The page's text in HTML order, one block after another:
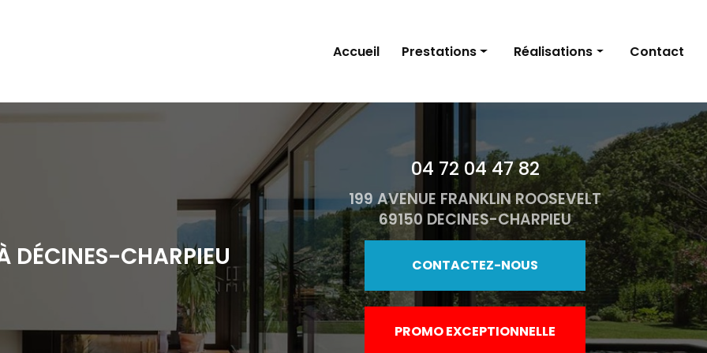
Accueil Prestations
Portes d'entrée
Volets
Stores et pergolas
Porte de garage
Portails
Réalisations
Portes d’entrée
Volets
Stores et pergolas
Porte de garage
Portails
Contact
DÉCINES-CHARPIEU
04 72 04 47 82
199 AVENUE FRANKLIN ROOSEVELT
69150 DECINES-CHARPIEU
CONTACTEZ-NOUS
PROMO EXCEPTIONNELLE